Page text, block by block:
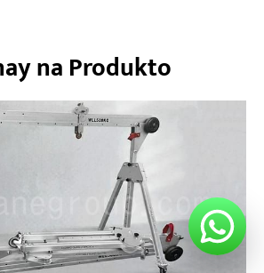
na Produkto